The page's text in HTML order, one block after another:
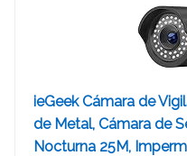
ieGeek Cámara de
de Metal, Cámara de
Nocturna 25M,